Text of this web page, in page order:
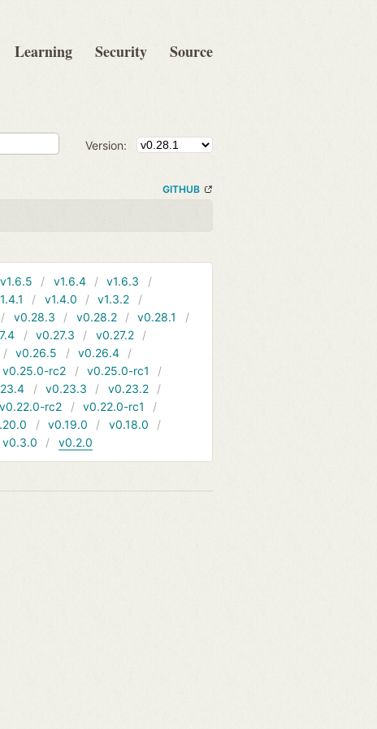
Learning Security Source
Version:
GITHUB
v1.6.5 v1.6.4
v1.6.3
v1.4.0
v1.3.2
v0.28.3 v0.28.2
v0.28.1
v0.27.3
v0.27.2
v0.26.5
v0.26.4
v0.25.0-rc2
v0.25.0-rc1
v0.23.3
v0.23.2
v0.22.0-rc2
v0.22.0-rc1
v0.19.0
v0.18.0
v0.3.0 v0.2.0